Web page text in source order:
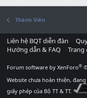
Thành Viên
Liên hệ BQT diễn đàn
Hướng dẫn & FAQ
Trang
Forum software by XenForo®
Website chưa hoàn thiện,
giấy phép của Bộ TT & TT.